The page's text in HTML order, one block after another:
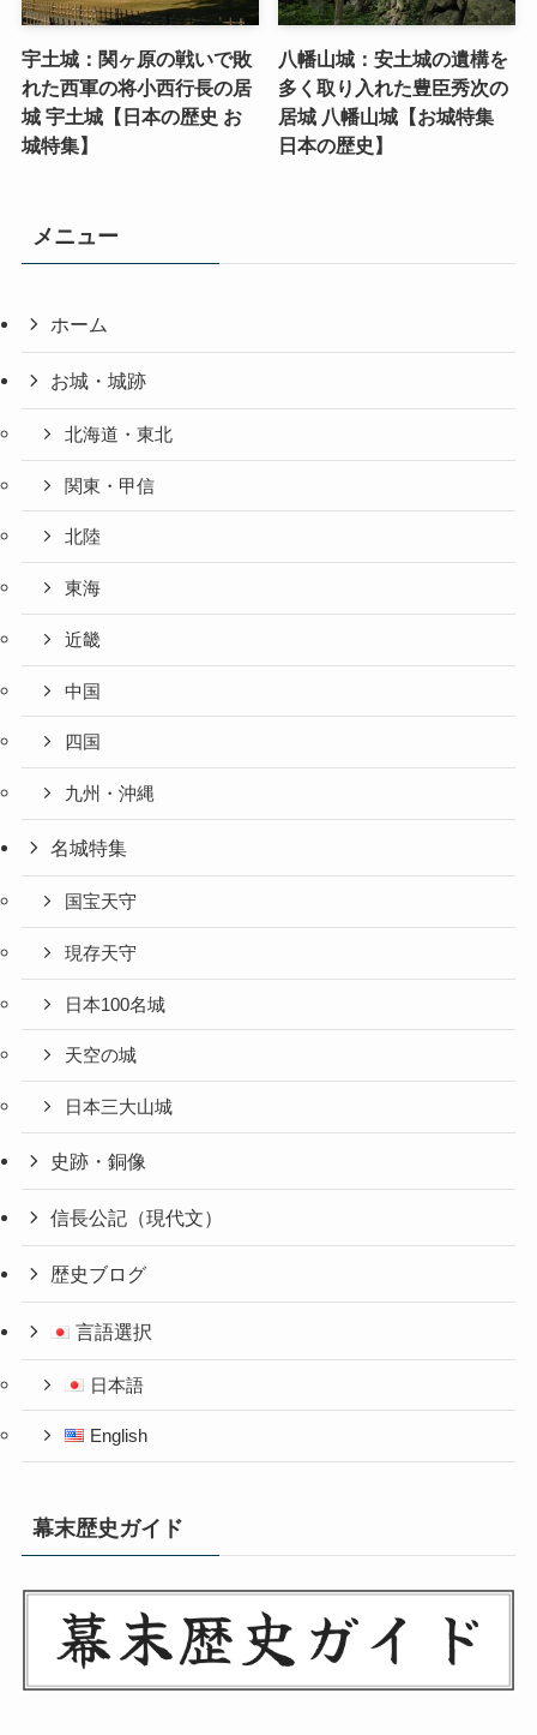
宇土城：関ヶ原の戦いで敗
れた西軍の将小西行長の居
城 宇土城【日本の歴史 お
城特集】
八幡山城：安土城の遺構を
多く取り入れた豊臣秀次の
居城 八幡山城【お城特集
日本の歴史】
メニュー
ホーム
お城・城跡
北海道・東北
関東・甲信
北陸
東海
近畿
中国
四国
九州・沖縄
名城特集
国宝天守
現存天守
日本100名城
天空の城
日本三大山城
史跡・銅像
信長公記（現代文）
歴史ブログ
言語選択
日本語
English
幕末歴史ガイド